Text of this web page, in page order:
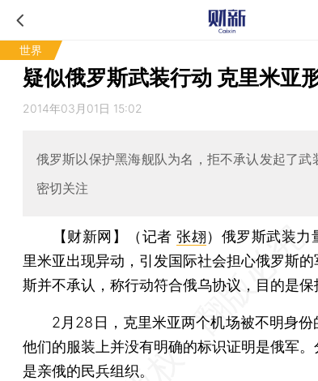
世界
疑似俄罗斯武装行动 克里米亚
2014年03月01日 15:02
俄罗斯以保护黑海舰队为名，拒不承认发起了武
密切关注
【财新网】（记者张翃） 俄罗斯武装力
里米亚出现异动，引发国际社会担心俄罗斯
斯并不承认，称行动符合俄乌协议，目的是保
2月28日，克里米亚两个机场被不明身份
他们的服装上并没有明确的标识证明是俄军
是亲俄的民兵组织。